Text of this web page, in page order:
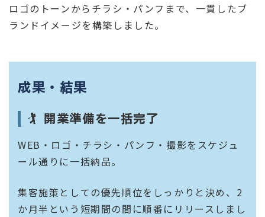
ロゴのトーンからチラシ・パンフまで、一貫したブ
ランドイメージを構築しました。
成果・結果
🏌️ 開業準備を一括完了
WEB・ロゴ・チラシ・パンフ・撮影をスケジュ
ール通りに一括納品。
集客施策としての優先順位をしっかりと決め、2
か月半という短期間の間に順番にリリースしまし